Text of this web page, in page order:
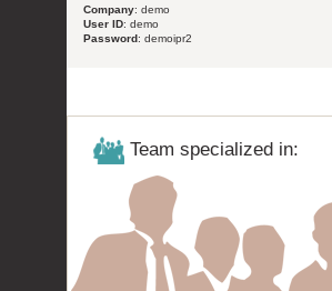
Company: demo
User ID: demo
Password: demoipr2
Team specialized in: